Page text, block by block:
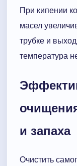
При кипении
масел
трубке и
температура
и запаха
Очистить